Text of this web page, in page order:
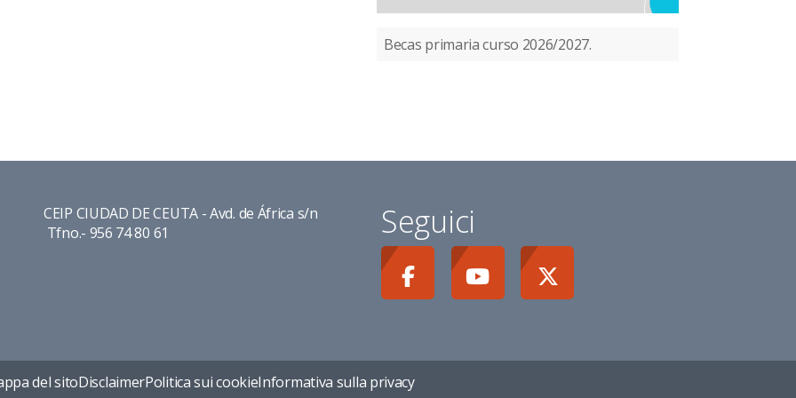
Becas primaria curso 2026/2027.
CEIP CIUDAD DE CEUTA - Avd. de África s/n
Tfno.- 956 74 80 61
Seguici
del sitoDisclaimerPolitica sui cookieInformativa sulla privacy